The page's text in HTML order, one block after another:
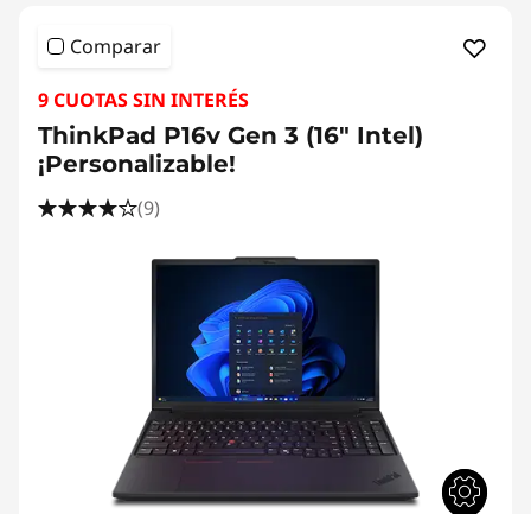
Comparar
9 CUOTAS SIN INTERÉS
ThinkPad P16v Gen 3 (16" Intel)
¡Personalizable!
(9)